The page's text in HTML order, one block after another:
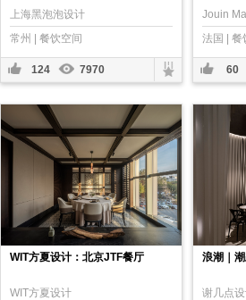
上海黑泡泡设计
常州 | 餐饮空间
124 7970
Jouin
法国 | 餐
60
WIT方夏设计：北京JTF餐厅
WIT方夏设计
浪潮｜
谢几点